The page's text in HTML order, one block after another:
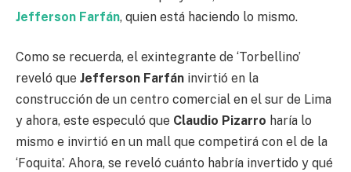
Jefferson Farfán, quien está haciendo lo mismo.
Como se recuerda, el exintegrante de ‘Torbellino’
reveló que Jefferson Farfán invirtió en la
construcción de un centro comercial en el sur de Lima
y ahora, este especuló que Claudio Pizarro haría lo
mismo e invirtió en un mall que competirá con el de la
‘Foquita’. Ahora, se reveló cuánto habría invertido y qué